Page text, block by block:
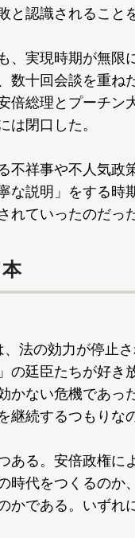
と認識されること
、実現時期が無限
数十回会談を重ね
倍総理とプーチ
は閉口した。
不祥事や不人気政
な説明」をする時
れていったのだった
法の効力が停止さ
の廷臣たちが好き
かない危機であっ
継続するつもりな
ある。安倍政権に
時代をつくるのか
かである。いず